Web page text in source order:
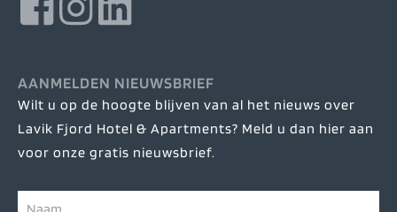
AANMELDEN NIEUWSBRIEF
Wilt u op de hoogte blijven van al het nieuws over
Lavik Fjord Hotel & Apartments? Meld u dan hier aan
voor onze gratis nieuwsbrief.